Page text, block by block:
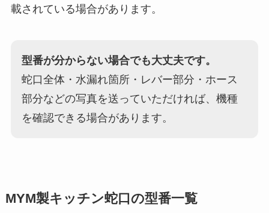
載されている場合があります。
型番が分からない場合でも大丈夫です。
蛇口全体・水漏れ箇所・レバー部分・ホース
部分などの写真を送っていただければ、機種
を確認できる場合があります。
MYM製キッチン蛇口の型番一覧